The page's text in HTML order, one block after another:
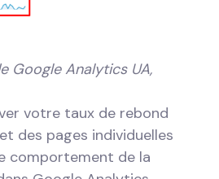
Google Analytics UA,
votre taux de rebond
des pages individuelles
comportement de la